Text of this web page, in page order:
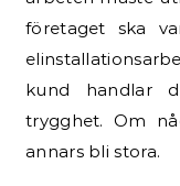
företaget ska
kund handlar
trygghet. Om
annars bli stora.